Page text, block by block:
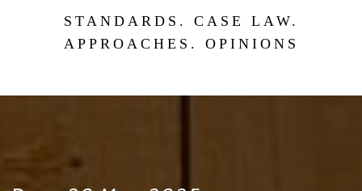
STANDARDS. CASE LAW.
APPROACHES. OPINIONS